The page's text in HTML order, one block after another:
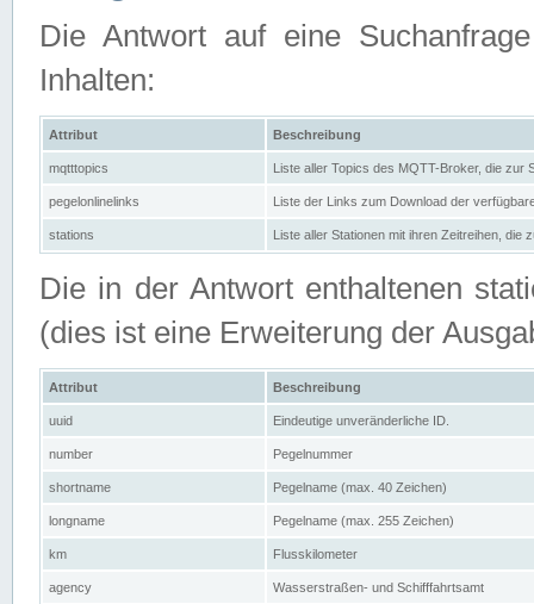
Die Antwort auf eine
Inhalten:
Attribut Beschreibung
mqtttopics Liste aller Topics des MQTT-Broker, die zur
pegelonlinelinks Liste der Links zum Download der
stations Liste aller Stationen mit ihren Zeitreihen, die
Die in der Antwort enthaltenen
(dies ist eine Erweiterung der
Attribut Beschreibung
uuid Eindeutige unveränderliche ID.
number Pegelnummer
shortname Pegelname (max. 40 Zeichen)
longname Pegelname (max. 255 Zeichen)
km Flusskilometer
agency Wasserstraßen- und Schifffahrtsamt